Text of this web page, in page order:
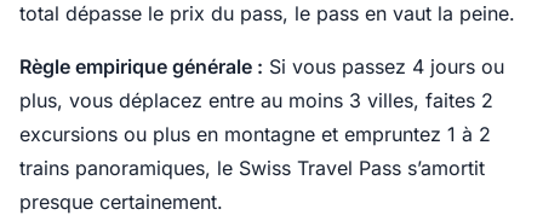
total dépasse le prix du pass, le pass en vaut la peine.
Règle empirique générale : Si vous passez 4 jours ou
plus, vous déplacez entre au moins 3 villes, faites 2
excursions ou plus en montagne et empruntez 1 à 2
trains panoramiques, le Swiss Travel Pass s’amortit
presque certainement.